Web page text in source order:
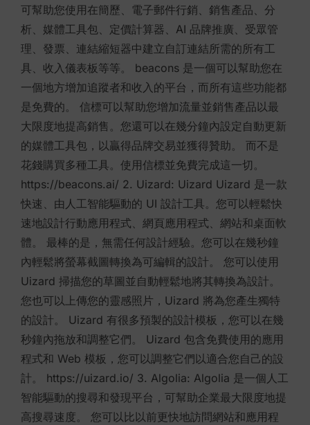
可幫助您使用在簡歷、電子郵件行銷、銷售產品、分
析、媒體工具包、定價計算器、AI 品牌推廣、受眾管
理、發票、連結縮短器中建立自訂連結所需的所有工
具、收入儀表板等等。 beacons 是一個可以幫助您在
一個地方增加追蹤者和收入的平台，而所有這些功能都
是免費的。 信標可以幫助您增加流量並銷售產品以最
大限度地提高銷售。您還可以在幾分鐘內設定自動更新
的媒體工具包，以贏得品牌交易並獲得贊助。 而不是
花錢購買多種工具。使用信標並免費完成這一切。
https://beacons.ai/ 2. Uizard: Uizard Uizard 是一款
快速、由人工智能驅動的 UI 設計工具。您可以輕鬆快
速地設計行動應用程式、網頁應用程式、網站和桌面軟
體。 最棒的是，無需任何設計經驗。您可以在幾秒鐘
內輕鬆將螢幕截圖轉換為可編輯的設計。 您可以使用
Uizard 掃描您的草圖並自動輕鬆地將其轉換為設計。
您也可以上傳您的靈感照片，Uizard 將為您產生獨特
的設計。 Uizard 有很多預製的設計模板，您可以在幾
秒鐘內拖放和調整它們。 Uizard 包含免費使用的應用
程式和 Web 模板，您可以調整它們以適合您自己的設
計。 https://uizard.io/ 3. Algolia: Algolia 是一個人工
智能驅動的搜尋和發現平台，可幫助企業最大限度地提
高搜尋速度。 您可以比以前更快地訪問網站和應用程